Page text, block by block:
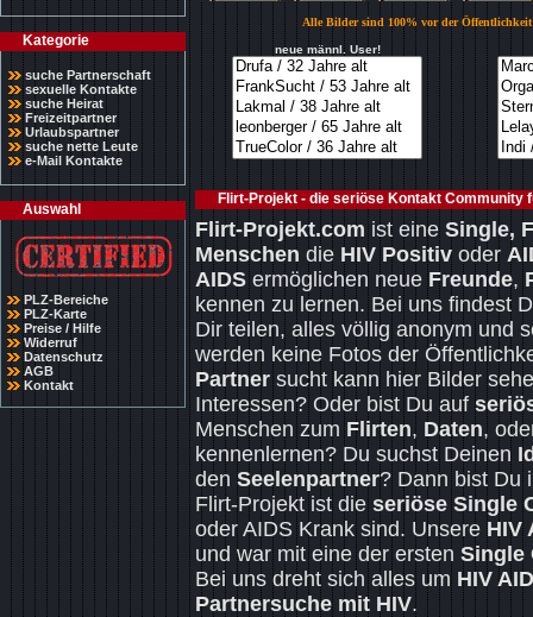
Kategorie
suche Partnerschaft
sexuelle Kontakte
suche Heirat
Freizeitpartner
Urlaubspartner
suche nette Leute
e-Mail Kontakte
Auswahl
PLZ-Bereiche
PLZ-Karte
Preise / Hilfe
Widerruf
Datenschutz
AGB
Kontakt
Alle Bilder sind 100% vor der
neue männl. User!
Flirt-Projekt - die seriöse Kontakt Community
Flirt-Projekt.comist eine Single,
Menschen die HIV Positivoder
AIDSermöglichen neueFreunde,
kennen zu lernen. Bei uns findest
Dir teilen, alles völlig anonym und
werden keine Fotos der
Partnersucht kann hier Bilder
Interessen? Oder bist Du auf
Menschen zumFlirten, Daten,
kennenlernen? Du suchst Deinen
den Seelenpartner? Dann bist Du
Flirt-Projekt ist dieseriöse Single
oder AIDS Krank sind. Unsere HIV
und war mit eine der ersten Single
Bei uns dreht sich alles um HIV
Partnersuche mit HIV.